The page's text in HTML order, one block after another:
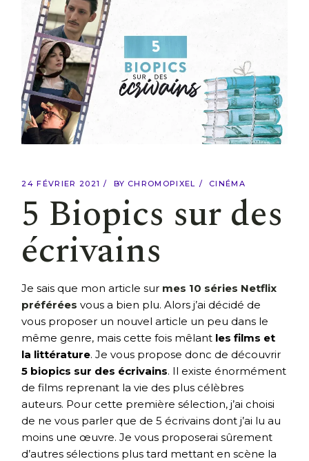
24 FÉVRIER 2021 BY CHROMOPIXEL CINÉMA
5 Biopics sur des
écrivains
Je sais que mon article sur mes 10 séries Netflix
préférées vous a bien plu. Alors j’ai décidé de
vous proposer un nouvel article un peu dans le
même genre, mais cette fois mêlant les films et
la littérature. Je vous propose donc de découvrir
5 biopics sur des écrivains. Il existe énormément
de films reprenant la vie des plus célèbres
auteurs. Pour cette première sélection, j’ai choisi
de ne vous parler que de 5 écrivains dont j’ai lu au
moins une œuvre. Je vous proposerai sûrement
d’autres sélections plus tard mettant en scène la